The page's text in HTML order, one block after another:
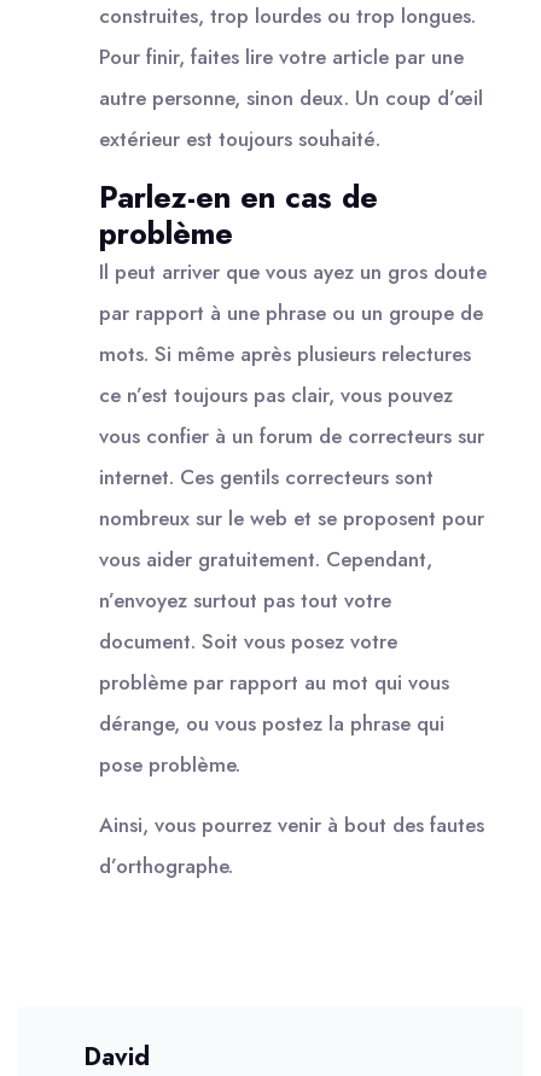
construites, trop lourdes ou trop longues.
Pour finir, faites lire votre article par une
autre personne, sinon deux. Un coup d’œil
extérieur est toujours souhaité.
Parlez-en en cas de
problème
Il peut arriver que vous ayez un gros doute
par rapport à une phrase ou un groupe de
mots. Si même après plusieurs relectures
ce n’est toujours pas clair, vous pouvez
vous confier à un forum de correcteurs sur
internet. Ces gentils correcteurs sont
nombreux sur le web et se proposent pour
vous aider gratuitement. Cependant,
n’envoyez surtout pas tout votre
document. Soit vous posez votre
problème par rapport au mot qui vous
dérange, ou vous postez la phrase qui
pose problème.
Ainsi, vous pourrez venir à bout des fautes
d’orthographe.
David